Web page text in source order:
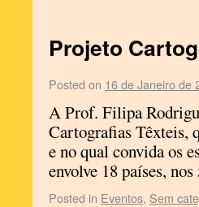
Projeto
Posted on 16 de Janeiro de
A Prof. Filipa
Cartografias Têxteis,
e no qual convida os
envolve 18 países,
Posted in Eventos, Sem